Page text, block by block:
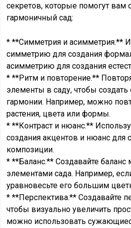
секретов, которые помогут вам
гармоничный сад:
* **Симметрия и асимметрия.**
симметрию для создания
асимметрию для создания
* **Ритм и повторение.**
элементы в саду, чтобы
гармонии. Например, можно
растения, цвета или формы.
* **Контраст и нюанс.**
создания акцентов и нюанс для
композиции.
* **Баланс.** Создавайте
элементами сада. Например,
уравновесьте его большим
* **Перспектива.** Создавайте
чтобы визуально увеличить
можно использовать